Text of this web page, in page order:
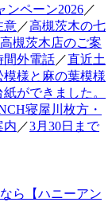
ンペーン2026／
意／高槻茨木の七
槻茨木店のご案
間外電話／直近土
様と麻の葉模様
ができました。
寝屋川枚方・
内 ／3月30日まで
ら【ハニーアン